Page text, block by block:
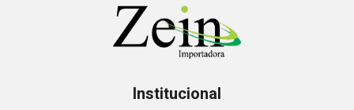
Institucional